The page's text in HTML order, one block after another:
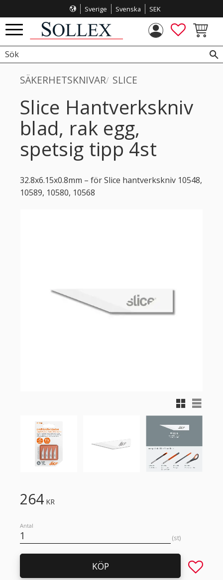
Meny
Sverige Svenska SEK
FAVORITER
SÄKERHETSKNIVAR SLICE
Slice Hantverkskniv
blad, rak egg,
spetsig tipp 4st
32.8x6.15x0.8mm – för Slice hantverkskniv 10548,
10589, 10580, 10568
Rutnätsvy
Listvy
264 KR
Antal
st
KÖP Lägg till